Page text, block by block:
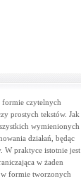
formie czytelnych
prostych tekstów. Jak
wymienionych
działań, będąc
W praktyce istotnie jest
w żaden
formie tworzonych